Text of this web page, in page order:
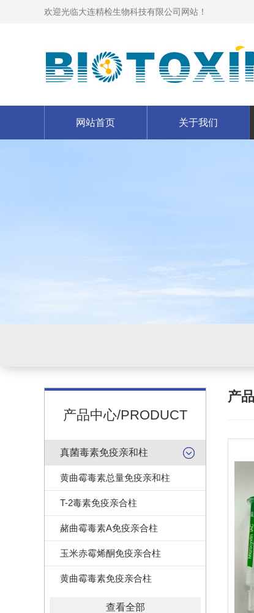
欢迎光临大连精检生物科技有限公司网站！
网站首页 关于我们
产品中心/PRODUCT
真菌毒素免疫亲和柱
黄曲霉毒素总量免疫亲和柱
T-2毒素免疫亲合柱
赭曲霉毒素A免疫亲合柱
玉米赤霉烯酮免疫亲合柱
黄曲霉毒素免疫亲合柱
查看全部
产